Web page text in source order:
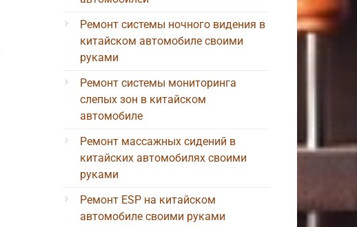
Ремонт системы ночного видения в
китайском автомобиле своими
руками
Ремонт системы мониторинга
слепых зон в китайском
автомобиле
Ремонт массажных сидений в
китайских автомобилях своими
руками
Ремонт ESP на китайском
автомобиле своими руками